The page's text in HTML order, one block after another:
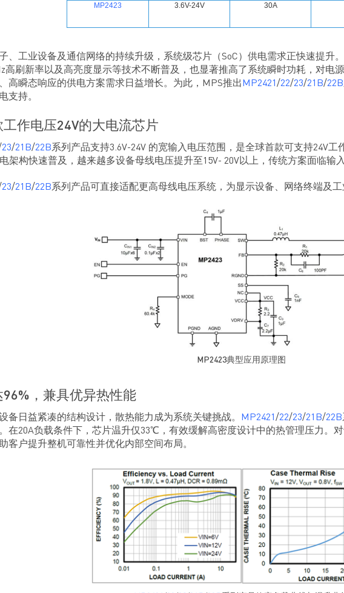
MP2423 3.6V-24V 30A
、工业设备及通信网络的持续升级，系统级芯片（SoC）供电需求正快速提升
高刷新率以及高亮度显示等技术不断普及，也显著推高了系统瞬时功耗，对电
高瞬态响应的供电方案需求日益增长。为此，MPS推出 MP2421 /22/23/21B/22B
支持。
工作电压24V的大电流芯片
23/21B/22B系列产品支持3.6V-24V 的宽输入电压范围，是全球首款可支持24V
架构快速普及，越来越多设备母线电压提升至15V- 20V以上，传统方案面临输
23/21B/22B系列产品可直接适配更高母线电压系统，为显示设备、网络终端及
MP2423典型应用原理图
96%，兼具优异热性能
备日益紧凑的结构设计，散热能力成为系统关键挑战。 MP2421 /22/23/21B/22B
在20A负载条件下，芯片温升仅33℃，有效缓解高密度设计中的热管理压力。
客户提升整机可靠性并优化内部空间布局。